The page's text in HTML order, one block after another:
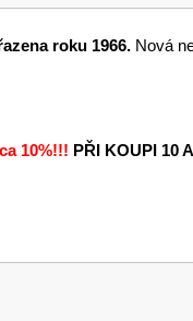
roku 1966. Nová
10%!!! PŘI KOUPI 10